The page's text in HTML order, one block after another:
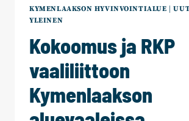
KYMENLAAKSON HYVINVOINTIALUE |
YLEINEN
Kokoomus ja RKP
vaaliliittoon
Kymenlaakson